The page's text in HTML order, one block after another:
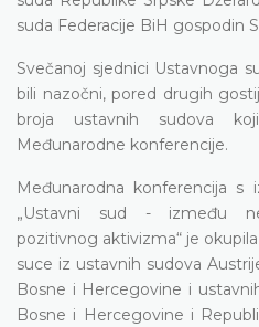
suda Federacije BiH gospodin
Svečanoj sjednici Ustavnoga
bili nazočni, pored drugih
broja ustavnih sudova
Međunarodne konferencije.
Međunarodna konferencija
„Ustavni sud - između
pozitivnog aktivizma“ je
suce iz ustavnih sudova
Bosne i Hercegovine i
Bosne i Hercegovine i